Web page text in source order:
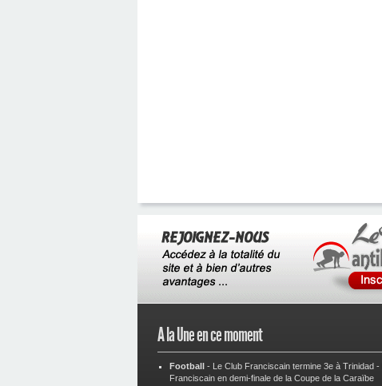
A la Une en ce moment
Football - Le Club Franciscain termine 3e à Trinidad -
Franciscain en demi-finale de la Coupe de la Caraïbe